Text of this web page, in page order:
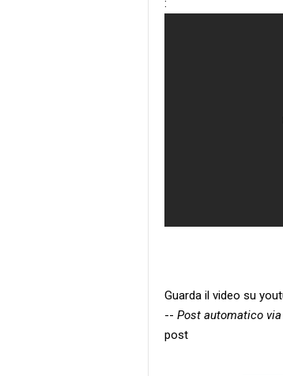
:
Guarda il video su
-- Post automatico via
post